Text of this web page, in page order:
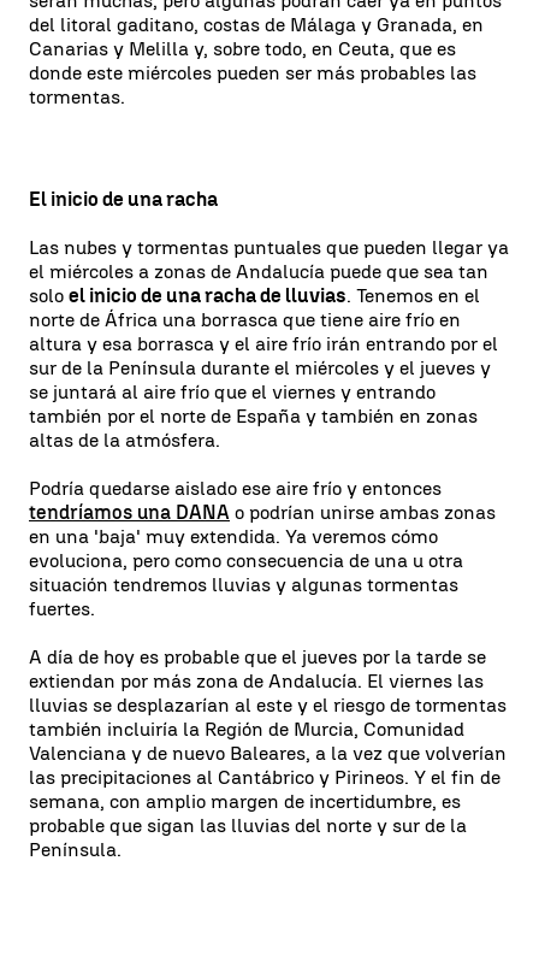
del litoral gaditano, costas de Málaga y Granada, en
Canarias y Melilla y, sobre todo, en Ceuta, que es
donde este miércoles pueden ser más probables las
tormentas.
El inicio de una racha
Las nubes y tormentas puntuales que pueden llegar ya
el miércoles a zonas de Andalucía puede que sea tan
solo el inicio de una racha de lluvias. Tenemos en el
norte de África una borrasca que tiene aire frío en
altura y esa borrasca y el aire frío irán entrando por el
sur de la Península durante el miércoles y el jueves y
se juntará al aire frío que el viernes y entrando
también por el norte de España y también en zonas
altas de la atmósfera.
Podría quedarse aislado ese aire frío y entonces
tendríamos una DANA o podrían unirse ambas zonas
en una 'baja' muy extendida. Ya veremos cómo
evoluciona, pero como consecuencia de una u otra
situación tendremos lluvias y algunas tormentas
fuertes.
A día de hoy es probable que el jueves por la tarde se
extiendan por más zona de Andalucía. El viernes las
lluvias se desplazarían al este y el riesgo de tormentas
también incluiría la Región de Murcia, Comunidad
Valenciana y de nuevo Baleares, a la vez que volverían
las precipitaciones al Cantábrico y Pirineos. Y el fin de
semana, con amplio margen de incertidumbre, es
probable que sigan las lluvias del norte y sur de la
Península.